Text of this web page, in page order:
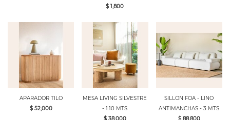
$ 1,800
APARADOR TILO
$ 52,000
MESA LIVING SILVESTRE
- 1.10 MTS
SILLON FOA - LINO
ANTIMANCHAS - 3 MTS